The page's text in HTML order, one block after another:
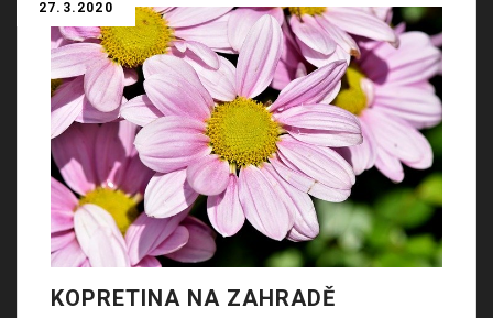
KOPRETINA NA ZAHRADĚ
27.3.2020